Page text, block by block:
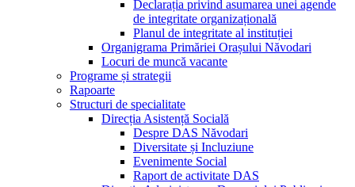
Declarația privind asumarea unei agende
de integritate organizațională
Planul de integritate al instituției
Organigrama Primăriei Orașului Năvodari
Locuri de muncă vacante
Programe și strategii
Rapoarte
Structuri de specialitate
Direcția Asistență Socială
Despre DAS Năvodari
Diversitate și Incluziune
Evenimente Social
Raport de activitate DAS